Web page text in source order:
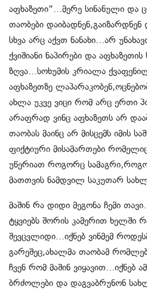
აფხაზეთი”…მერე სინანული და
თაობები
სხვა არც აქვთ ნანახი…არ
ქვიშიანი ნაპირები და
ზღვა…სოხუმის კრიალა
აფხაზეთზე
ახლა უკვე ვიცი რომ არც ერთი
არაფრად ვინც აფხაზეთს არ
თაობას მაინც არ მისცემს იმის
ფიქტიური მისამართები
უწერიათ როგორც
მათთვის ნამდვილ საკუთარ
მაშინ რა დიდი მეგონა ჩემი
ტყვიებს შორის კამერით ხელში
შევცვლიდი…იქნებ ვინმემ
გარეშეც,ახალმა თაობამ
ჩვენ რომ მაშინ ვიყავით…იქნებ
ბრძოლები და დაგვაბრუნონ